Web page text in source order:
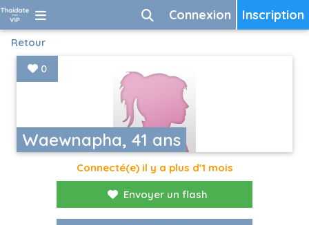
Inscription
Connexion
Retour
Waewnapha, 41 ans
0
Connecté(e) il y a plus d'1 mois
Envoyer un flash